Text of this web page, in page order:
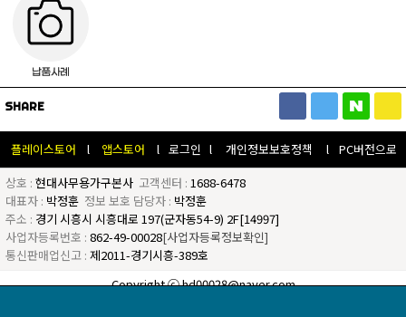
SHARE
플레이스토어 l 앱스토어 l 로그인 l 개인정보보호정책 l
PC버전으로
상호 : 현대사무용가구본사 고객센터 : 1688-6478
대표자 : 박정훈 정보 보호 담당자 : 박정훈
주소 : 경기 시흥시 시흥대로 197(군자동54-9) 2F[14997]
사업자등록번호 : 862-49-00028[사업자등록정보확인]
통신판매업신고 : 제2011-경기시흥-389호
Copyright ⓒ hd00028@naver.com